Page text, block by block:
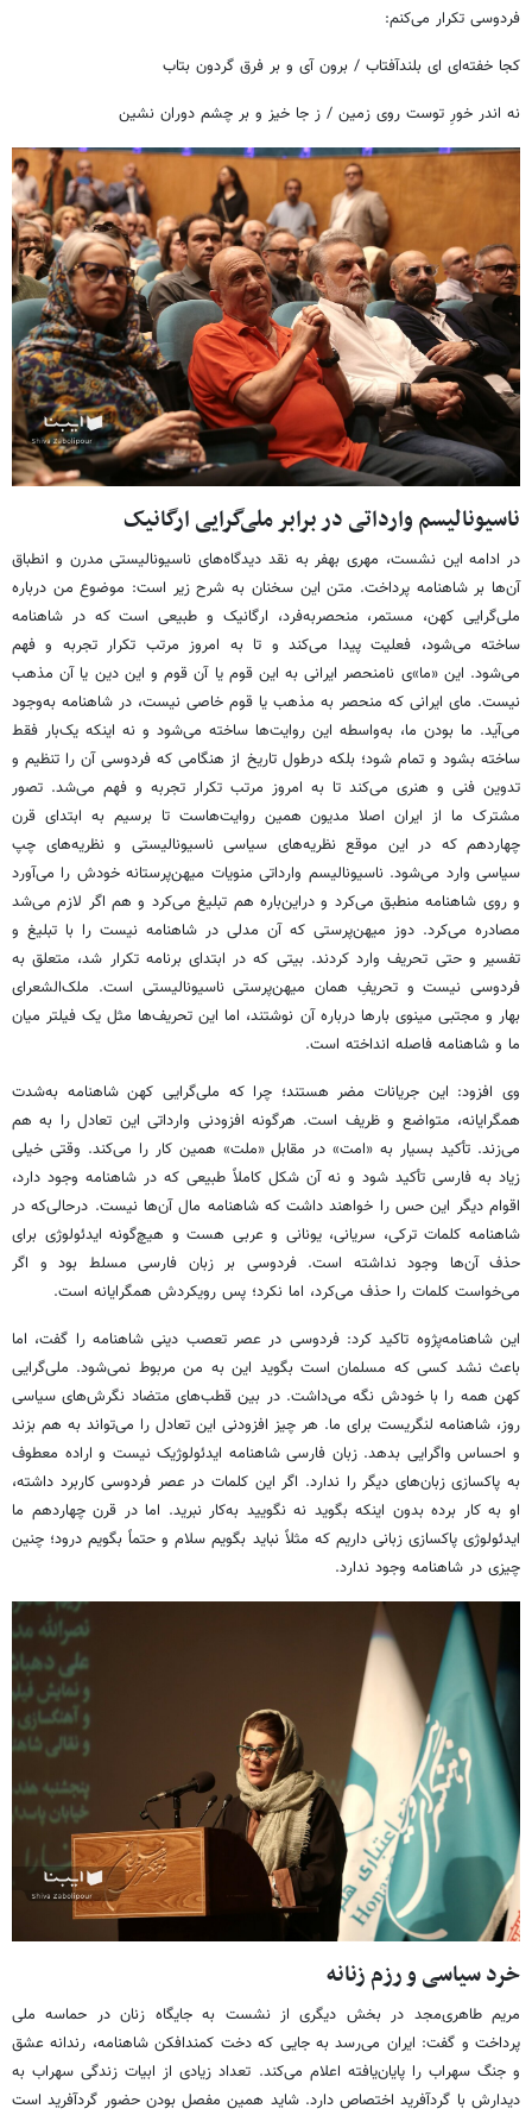
فردوسی تکرار می‌کنم:
کجا خفته‌ای ای بلندآفتاب / برون آی و بر فرق گردون بتاب
نه اندر خورِ توست روی زمین / ز جا خیز و بر چشم دوران نشین
ناسیونالیسم وارداتی در برابر ملی‌گرایی ارگانیک
در ادامه این نشست، مهری بهفر به نقد دیدگاه‌های ناسیونالیستی مدرن و انطباق
آن‌ها بر شاهنامه پرداخت. متن این سخنان به شرح زیر است: موضوع من درباره
ملی‌گرایی کهن، مستمر، منحصربه‌فرد، ارگانیک و طبیعی است که در شاهنامه
ساخته می‌شود، فعلیت پیدا می‌کند و تا به امروز مرتب تکرار تجربه و فهم
می‌شود. این «ما»ی نامنحصر ایرانی به این قوم یا آن قوم و این دین یا آن مذهب
نیست. مای ایرانی که منحصر به مذهب یا قوم خاصی نیست، در شاهنامه به‌وجود
می‌آید. ما بودن ما، به‌واسطه این روایت‌ها ساخته می‌شود و نه اینکه یک‌بار فقط
ساخته بشود و تمام شود؛ بلکه درطول تاریخ از هنگامی که فردوسی آن را تنظیم و
تدوین فنی و هنری می‌کند تا به امروز مرتب تکرار تجربه و فهم می‌شد. تصور
مشترک ما از ایران اصلا مدیون همین روایت‌هاست تا برسیم به ابتدای قرن
چهاردهم که در این موقع نظریه‌های سیاسی ناسیونالیستی و نظریه‌های چپ
سیاسی وارد می‌شود. ناسیونالیسم وارداتی منویات میهن‌پرستانه خودش را می‌آورد
و روی شاهنامه منطبق می‌کرد و دراین‌باره هم تبلیغ می‌کرد و هم اگر لازم می‌شد
مصادره می‌کرد. دوز میهن‌پرستی که آن مدلی در شاهنامه نیست را با تبلیغ و
تفسیر و حتی تحریف وارد کردند. بیتی که در ابتدای برنامه تکرار شد، متعلق به
فردوسی نیست و تحریفِ همان میهن‌پرستی ناسیونالیستی است. ملک‌الشعرای
بهار و مجتبی مینوی بارها درباره آن نوشتند، اما این تحریف‌ها مثل یک فیلتر میان
ما و شاهنامه فاصله انداخته است.
وی افزود: این جریانات مضر هستند؛ چرا که ملی‌گرایی کهن شاهنامه به‌شدت
همگرایانه، متواضع و ظریف است. هرگونه افزودنی وارداتی این تعادل را به هم
می‌زند. تأکید بسیار به «امت» در مقابل «ملت» همین کار را می‌کند. وقتی خیلی
زیاد به فارسی تأکید شود و نه آن شکل کاملاً طبیعی که در شاهنامه وجود دارد،
اقوام دیگر این حس را خواهند داشت که شاهنامه مال آن‌ها نیست. درحالی‌که در
شاهنامه کلمات ترکی، سریانی، یونانی و عربی هست و هیچ‌گونه ایدئولوژی برای
حذف آن‌ها وجود نداشته است. فردوسی بر زبان فارسی مسلط بود و اگر
می‌خواست کلمات را حذف می‌کرد، اما نکرد؛ پس رویکردش همگرایانه است.
این شاهنامه‌پژوه تاکید کرد: فردوسی در عصر تعصب دینی شاهنامه را گفت، اما
باعث نشد کسی که مسلمان است بگوید این به من مربوط نمی‌شود. ملی‌گرایی
کهن همه را با خودش نگه می‌داشت. در بین قطب‌های متضاد نگرش‌های سیاسی
روز، شاهنامه لنگریست برای ما. هر چیز افزودنی این تعادل را می‌تواند به هم بزند
و احساس واگرایی بدهد. زبان فارسی شاهنامه ایدئولوژیک نیست و اراده معطوف
به پاکسازی زبان‌های دیگر را ندارد. اگر این کلمات در عصر فردوسی کاربرد داشته،
او به کار برده بدون اینکه بگوید نه نگویید به‌کار نبرید. اما در قرن چهاردهم ما
ایدئولوژی پاکسازی زبانی داریم که مثلاً نباید بگویم سلام و حتماً بگویم درود؛ چنین
چیزی در شاهنامه وجود ندارد.
خرد سیاسی و رزم زنانه
مریم طاهری‌مجد در بخش دیگری از نشست به جایگاه زنان در حماسه ملی
پرداخت و گفت: ایران می‌رسد به جایی که دخت کمندافکن شاهنامه، رندانه عشق
و جنگ سهراب را پایان‌یافته اعلام می‌کند. تعداد زیادی از ابیات زندگی سهراب به
دیدارش با گردآفرید اختصاص دارد. شاید همین مفصل بودن حضور گردآفرید است